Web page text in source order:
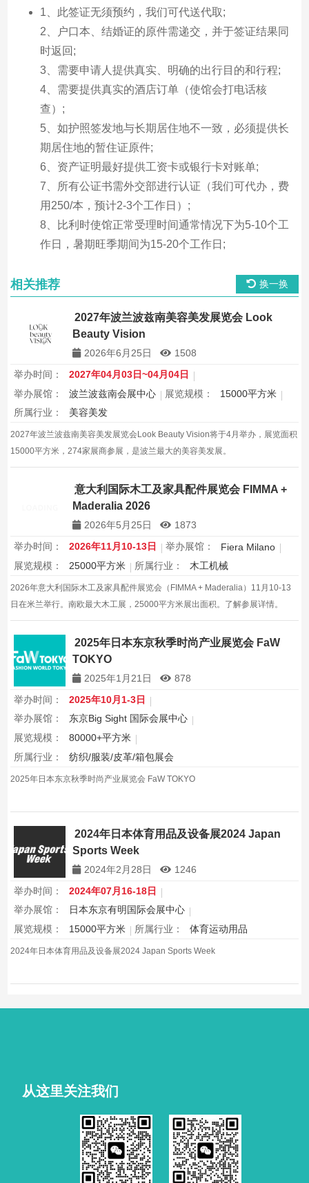
1、此签证无须预约，我们可代送代取;
2、户口本、结婚证的原件需递交，并于签证结果同
时返回;
3、需要申请人提供真实、明确的出行目的和行程;
4、需要提供真实的酒店订单（使馆会打电话核
查）;
5、如护照签发地与长期居住地不一致，必须提供长
期居住地的暂住证原件;
6、资产证明最好提供工资卡或银行卡对账单;
7、所有公证书需外交部进行认证（我们可代办，费
用250/本，预计2-3个工作日）;
8、比利时使馆正常受理时间通常情况下为5-10个工
作日，暑期旺季期间为15-20个工作日;
相关推荐 换一换
2027年波兰波兹南美容美发展览会 Look
Beauty Vision
2026年6月25日
1508
举办时间：
2027年04月03日~04月04日
举办展馆：
波兰波兹南会展中心 展览规模：
15000平方米
所属行业：
美容美发
2027年波兰波兹南美容美发展览会Look Beauty Vision将于4月举办，展览面积
15000平方米，274家展商参展，是波兰最大的美容美发展。
意大利国际木工及家具配件展览会 FIMMA +
Maderalia 2026
2026年5月25日
1873
举办时间：
2026年11月10-13日 举办展馆：
Fiera Milano
展览规模：
25000平方米 所属行业： 木工机械
2026年意大利国际木工及家具配件展览会（FIMMA + Maderalia）11月10-13
日在米兰举行。南欧最大木工展，25000平方米展出面积。了解参展详情。
2025年日本东京秋季时尚产业展览会 FaW
TOKYO
2025年1月21日
878
举办时间：
2025年10月1-3日
举办展馆：
东京Big Sight 国际会展中心
展览规模：
80000+平方米
所属行业：
纺织/服装/皮革/箱包展会
2025年日本东京秋季时尚产业展览会 FaW TOKYO
2024年日本体育用品及设备展2024 Japan
Sports Week
2024年2月28日
1246
举办时间：
2024年07月16-18日
举办展馆：
日本东京有明国际会展中心
展览规模：
15000平方米 所属行业： 体育运动用品
2024年日本体育用品及设备展2024 Japan Sports Week
从这里关注我们